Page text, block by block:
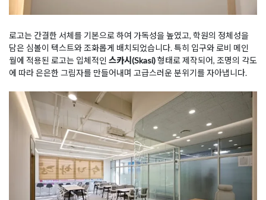
로고는 간결한 서체를 기본으로 하여 가독성을 높였고, 학원의 정체성을
담은 심볼이 텍스트와 조화롭게 배치되었습니다. 특히 입구와 로비 메인
월에 적용된 로고는 입체적인 스카시(Skasi)형태로 제작되어, 조명의 각도
에 따라 은은한 그림자를 만들어내며 고급스러운 분위기를 자아냅니다.